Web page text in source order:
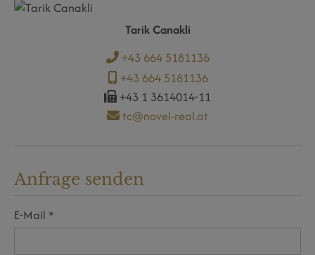
Tarik Canakli
+43 664 5181136
+43 664 5181136
+43 1 3614014-11
tc@novel-real.at
Anfrage senden
E-Mail